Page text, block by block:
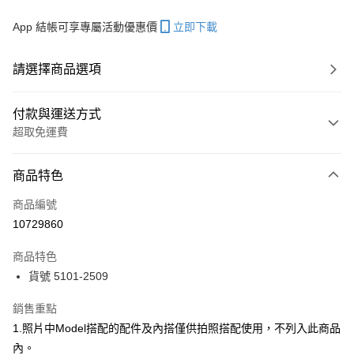
App 結帳可享專屬活動優惠價 立即下載
請選擇商品選項
付款與運送方式
超取免運費
信用卡一次付款
超商取貨付款
ATM付款
運送方式
全家取貨付款
商品特色
商品編號
10729860
商品特色
貨號 5101-2509
銷售重點
1.照片中Model搭配的配件及內搭僅供拍照搭配使用，不列入此商品
內。